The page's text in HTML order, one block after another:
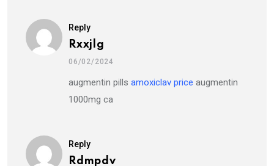
Reply
Rxxjlg
06/02/2024
augmentin pills amoxiclav price augmentin
1000mg ca
Reply
Rdmpdv